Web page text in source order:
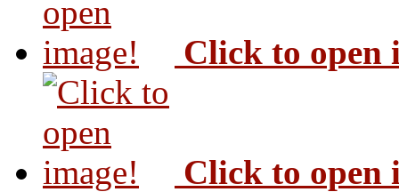
Click to open
Click to open